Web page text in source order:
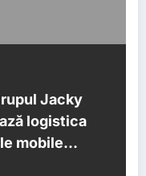
Jacky
logistica
mobile